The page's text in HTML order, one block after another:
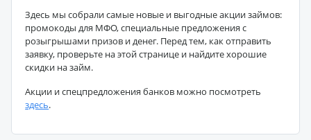
Здесь мы собрали самые новые и выгодные акции займов:
промокоды для МФО, специальные предложения с
розыгрышами призов и денег. Перед тем, как отправить
заявку, проверьте на этой странице и найдите хорошие
скидки на займ.
Акции и спецпредложения банков можно посмотреть
здесь.